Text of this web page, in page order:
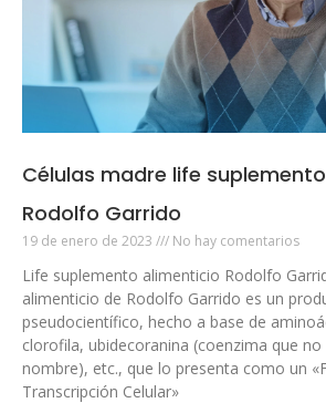
Células madre life
Rodolfo Garrido
19 de enero de 2023 No hay comentarios
Life suplemento alimenticio Rodolfo
alimenticio de Rodolfo Garrido es un
pseudocientífico, hecho a base de
clorofila, ubidecoranina (coenzima que
nombre), etc., que lo presenta como un
Transcripción Celular»